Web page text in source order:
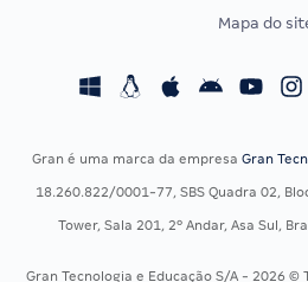
Concursos Fiscais
Mapa do
Gran é uma marca da empresa Gran
18.260.822/0001-77, SBS Quadra 02,
Tower, Sala 201, 2º Andar, Asa Sul,
Gran Tecnologia e Educação S/A - 2026 ©